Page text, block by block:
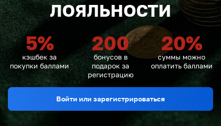
ЛОЯЛЬНОСТИ
5%
кэшбек за
покупки баллами
200
бонусов в
подарок за
регистрацию
20%
суммы можно
оплатить баллами
Войти или зарегистрироваться